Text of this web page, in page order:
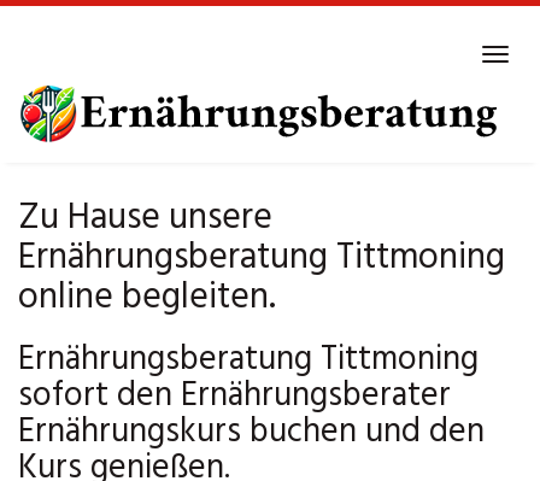
main
content
Zu Hause unsere
Ernährungsberatung Tittmoning
online begleiten.
Ernährungsberatung Tittmoning
sofort den Ernährungsberater
Ernährungskurs buchen und den
Kurs genießen.